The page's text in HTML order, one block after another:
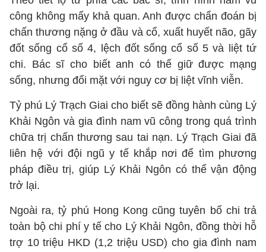
công không mấy khả quan. Anh được chẩn đoán bị
chấn thương nặng ở đầu và cổ, xuất huyết não, gãy
đốt sống cổ số 4, lệch đốt sống cổ số 5 và liệt tứ
chi. Bác sĩ cho biết anh có thể giữ được mạng
sống, nhưng đối mặt với nguy cơ bị liệt vĩnh viễn.
Tỷ phú Lý Trạch Giai cho biết sẽ đồng hành cùng Lý
Khải Ngôn và gia đình nam vũ công trong quá trình
chữa trị chấn thương sau tai nạn. Lý Trạch Giai đã
liên hệ với đội ngũ y tế khắp nơi để tìm phương
pháp điều trị, giúp Lý Khải Ngôn có thể vận động
trở lại.
Ngoài ra, tỷ phú Hong Kong cũng tuyên bố chi trả
toàn bộ chi phí y tế cho Lý Khải Ngôn, đồng thời hỗ
trợ 10 triệu HKD (1,2 triệu USD) cho gia đình nam